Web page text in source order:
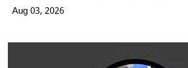
Aug 03, 2026